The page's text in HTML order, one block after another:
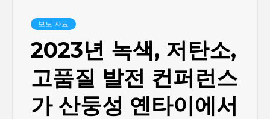
보도 자료
2023년 녹색, 저탄소,
고품질 발전 컨퍼런스
가 산둥성 옌타이에서